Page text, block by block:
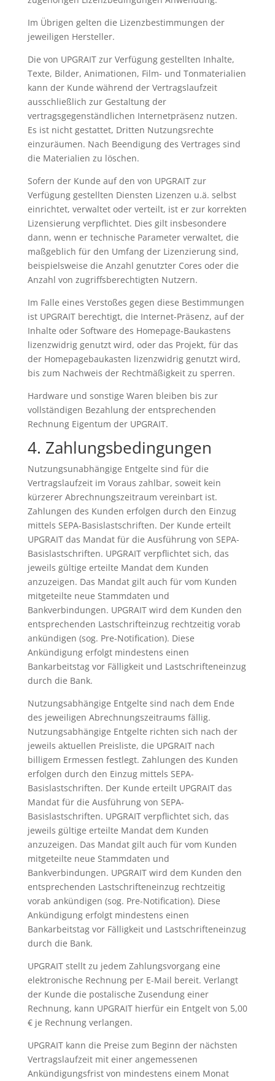
Im Übrigen gelten die Lizenzbestimmungen der
jeweiligen Hersteller.
Die von UPGRAIT zur Verfügung gestellten Inhalte,
Texte, Bilder, Animationen, Film- und Tonmaterialien
kann der Kunde während der Vertragslaufzeit
ausschließlich zur Gestaltung der
vertragsgegenständlichen Internetpräsenz nutzen.
Es ist nicht gestattet, Dritten Nutzungsrechte
einzuräumen. Nach Beendigung des Vertrages sind
die Materialien zu löschen.
Sofern der Kunde auf den von UPGRAIT zur
Verfügung gestellten Diensten Lizenzen u.ä. selbst
einrichtet, verwaltet oder verteilt, ist er zur korrekten
Lizensierung verpflichtet. Dies gilt insbesondere
dann, wenn er technische Parameter verwaltet, die
maßgeblich für den Umfang der Lizenzierung sind,
beispielsweise die Anzahl genutzter Cores oder die
Anzahl von zugriffsberechtigten Nutzern.
Im Falle eines Verstoßes gegen diese Bestimmungen
ist UPGRAIT berechtigt, die Internet-Präsenz, auf der
Inhalte oder Software des Homepage-Baukastens
lizenzwidrig genutzt wird, oder das Projekt, für das
der Homepagebaukasten lizenzwidrig genutzt wird,
bis zum Nachweis der Rechtmäßigkeit zu sperren.
Hardware und sonstige Waren bleiben bis zur
vollständigen Bezahlung der entsprechenden
Rechnung Eigentum der UPGRAIT.
4. Zahlungsbedingungen
Nutzungsunabhängige Entgelte sind für die
Vertragslaufzeit im Voraus zahlbar, soweit kein
kürzerer Abrechnungszeitraum vereinbart ist.
Zahlungen des Kunden erfolgen durch den Einzug
mittels SEPA-Basislastschriften. Der Kunde erteilt
UPGRAIT das Mandat für die Ausführung von SEPA-
Basislastschriften. UPGRAIT verpflichtet sich, das
jeweils gültige erteilte Mandat dem Kunden
anzuzeigen. Das Mandat gilt auch für vom Kunden
mitgeteilte neue Stammdaten und
Bankverbindungen. UPGRAIT wird dem Kunden den
entsprechenden Lastschrifteinzug rechtzeitig vorab
ankündigen (sog. Pre-Notification). Diese
Ankündigung erfolgt mindestens einen
Bankarbeitstag vor Fälligkeit und Lastschrifteneinzug
durch die Bank.
Nutzungsabhängige Entgelte sind nach dem Ende
des jeweiligen Abrechnungszeitraums fällig.
Nutzungsabhängige Entgelte richten sich nach der
jeweils aktuellen Preisliste, die UPGRAIT nach
billigem Ermessen festlegt. Zahlungen des Kunden
erfolgen durch den Einzug mittels SEPA-
Basislastschriften. Der Kunde erteilt UPGRAIT das
Mandat für die Ausführung von SEPA-
Basislastschriften. UPGRAIT verpflichtet sich, das
jeweils gültige erteilte Mandat dem Kunden
anzuzeigen. Das Mandat gilt auch für vom Kunden
mitgeteilte neue Stammdaten und
Bankverbindungen. UPGRAIT wird dem Kunden den
entsprechenden Lastschrifteneinzug rechtzeitig
vorab ankündigen (sog. Pre-Notification). Diese
Ankündigung erfolgt mindestens einen
Bankarbeitstag vor Fälligkeit und Lastschrifteneinzug
durch die Bank.
UPGRAIT stellt zu jedem Zahlungsvorgang eine
elektronische Rechnung per E-Mail bereit. Verlangt
der Kunde die postalische Zusendung einer
Rechnung, kann UPGRAIT hierfür ein Entgelt von 5,00
€ je Rechnung verlangen.
UPGRAIT kann die Preise zum Beginn der nächsten
Vertragslaufzeit mit einer angemessenen
Ankündigungsfrist von mindestens einem Monat